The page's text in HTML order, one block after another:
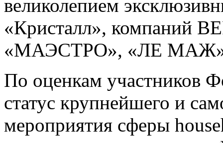
великолепием
«Кристалл», компаний
«МАЭСТРО», «ЛЕ МАЖ»
По оценкам участников
статус крупнейшего и
мероприятия сферы